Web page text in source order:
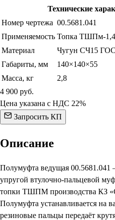
Технические
Номер чертежа 00.5681.041
Применяемость Топка ТШПм-
Материал
Чугун СЧ15
Габариты, мм
140×140×55
Масса, кг
2,8
4 900 руб.
Цена указана с НДС 22%
Запросить КП
Описание
Полумуфта ведущая 00.5681.041
упругой втулочно-пальцевой
топки ТШПМ производства КЗ
Полумуфта устанавливается на
резиновые пальцы передаёт